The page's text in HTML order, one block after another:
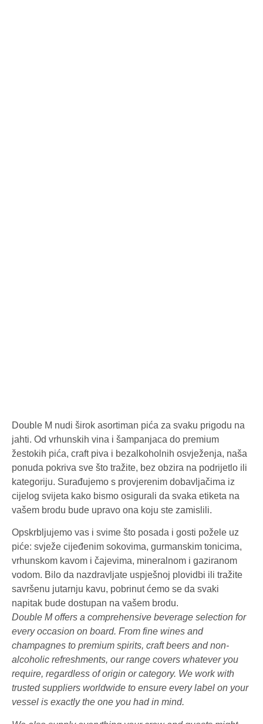
Double M nudi širok asortiman pića za svaku prigodu na
jahti. Od vrhunskih vina i šampanjaca do premium
žestokih pića, craft piva i bezalkoholnih osvježenja, naša
ponuda pokriva sve što tražite, bez obzira na podrijetlo ili
kategoriju. Surađujemo s provjerenim dobavljačima iz
cijelog svijeta kako bismo osigurali da svaka etiketa na
vašem brodu bude upravo ona koju ste zamislili.
Opskrbljujemo vas i svime što posada i gosti požele uz
piće: svježe cijeđenim sokovima, gurmanskim tonicima,
vrhunskom kavom i čajevima, mineralnom i gaziranom
vodom. Bilo da nazdravljate uspješnoj plovidbi ili tražite
savršenu jutarnju kavu, pobrinut ćemo se da svaki
napitak bude dostupan na vašem brodu.
Double M offers a comprehensive beverage selection for
every occasion on board. From fine wines and
champagnes to premium spirits, craft beers and non-
alcoholic refreshments, our range covers whatever you
require, regardless of origin or category. We work with
trusted suppliers worldwide to ensure every label on your
vessel is exactly the one you had in mind.